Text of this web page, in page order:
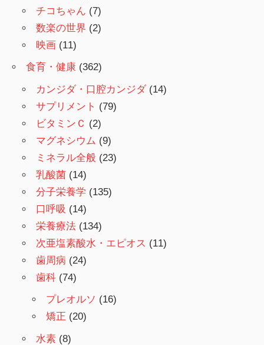
チコちゃん (7)
数楽の世界 (2)
映画 (11)
食育・健康 (362)
カンジダ・口腔カンジダ(14)
サプリメント (79)
ビタミンＣ (2)
マグネシウム (9)
ミネラル全般 (23)
乳酸菌 (14)
分子栄養学 (135)
口呼吸 (14)
栄養療法 (134)
次亜塩素酸水・エピオス (11)
歯周病 (24)
歯科 (74)
プレオルソ (16)
矯正 (20)
水素 (8)